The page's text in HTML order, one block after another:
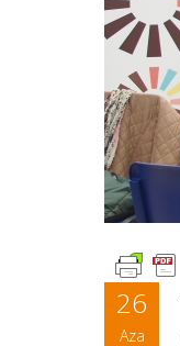
26
Aza